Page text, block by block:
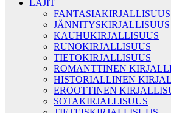
LAJIT
FANTASIAKIRJALLISUUS
JÄNNITYSKIRJALLISUUS
KAUHUKIRJALLISUUS
RUNOKIRJALLISUUS
TIETOKIRJALLISUUS
ROMANTTINEN
HISTORIALLINEN
EROOTTINEN
SOTAKIRJALLISUUS